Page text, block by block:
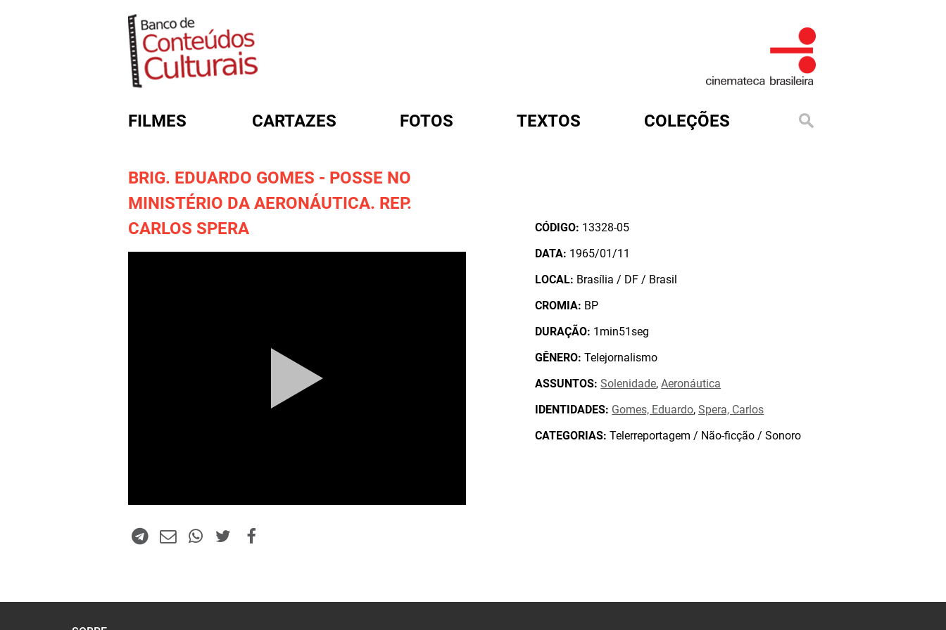
FILMES CARTAZES FOTOS TEXTOS COLEÇÕES
BRIG. EDUARDO GOMES - POSSE NO
MINISTÉRIO DA AERONÁUTICA. REP.
CARLOS SPERA
CÓDIGO: 13328-05
DATA: 1965/01/11
LOCAL: Brasília / DF / Brasil
CROMIA: BP
DURAÇÃO: 1min51seg
GÊNERO: Telejornalismo
ASSUNTOS: Solenidade,Aeronáutica
IDENTIDADES: Gomes, Eduardo,Spera, Carlos
CATEGORIAS: Telerreportagem / Não-ficção / Sonoro
FORMULÁRIO DE BUSCA